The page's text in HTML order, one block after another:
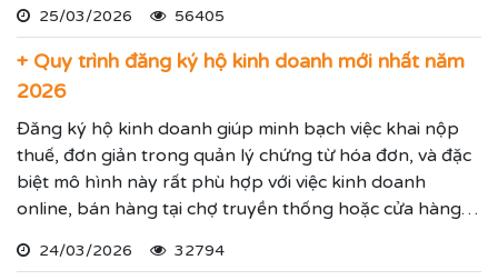
25/03/2026 56405
+ Quy trình đăng ký hộ kinh doanh mới nhất năm
2026
Đăng ký hộ kinh doanh giúp minh bạch việc khai nộp
thuế, đơn giản trong quản lý chứng từ hóa đơn, và đặc
biệt mô hình này rất phù hợp với việc kinh doanh
online, bán hàng tại chợ truyền thống hoặc cửa hàng
24/03/2026 32794